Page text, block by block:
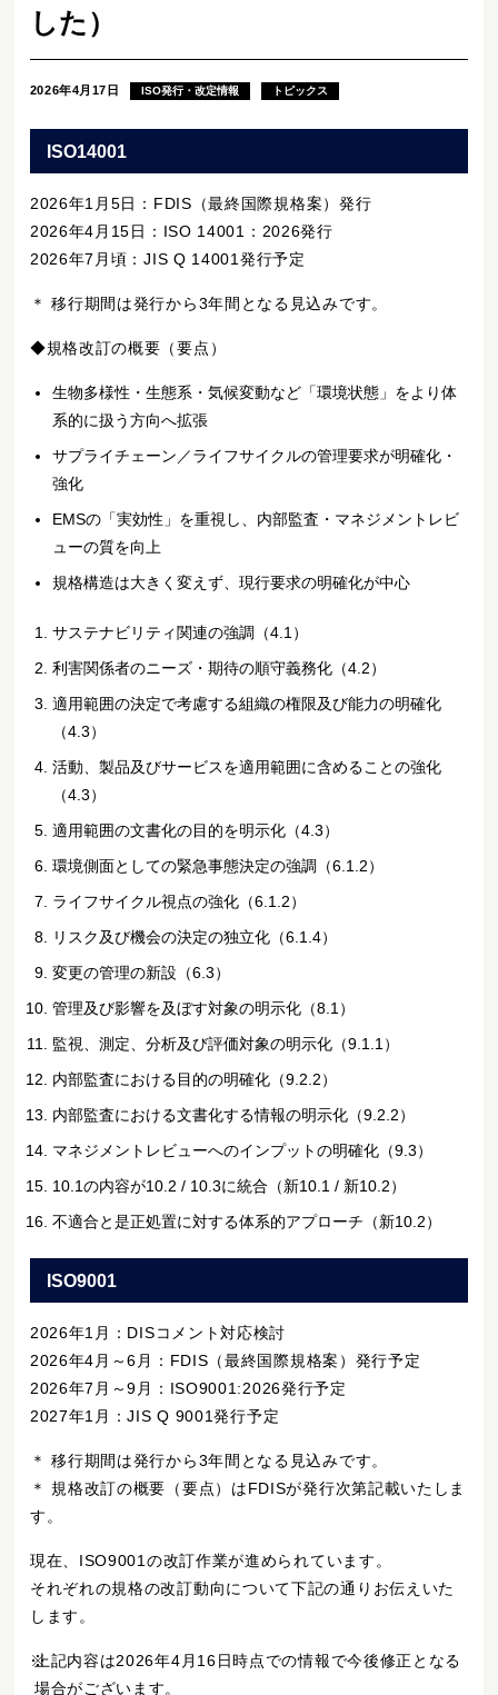
した）
2026年4月17日 ISO発行・改定情報 トピックス
ISO14001
2026年1月5日：FDIS（最終国際規格案）発行
2026年4月15日：ISO 14001：2026発行
2026年7月頃：JIS Q 14001発行予定
＊ 移行期間は発行から3年間となる見込みです。
◆規格改訂の概要（要点）
生物多様性・生態系・気候変動など「環境状態」をより体
系的に扱う方向へ拡張
サプライチェーン／ライフサイクルの管理要求が明確化・
強化
EMSの「実効性」を重視し、内部監査・マネジメントレビ
ューの質を向上
規格構造は大きく変えず、現行要求の明確化が中心
サステナビリティ関連の強調（4.1）
利害関係者のニーズ・期待の順守義務化（4.2）
適用範囲の決定で考慮する組織の権限及び能力の明確化
（4.3）
活動、製品及びサービスを適用範囲に含めることの強化
（4.3）
適用範囲の文書化の目的を明示化（4.3）
環境側面としての緊急事態決定の強調（6.1.2）
ライフサイクル視点の強化（6.1.2）
リスク及び機会の決定の独立化（6.1.4）
変更の管理の新設（6.3）
管理及び影響を及ぼす対象の明示化（8.1）
監視、測定、分析及び評価対象の明示化（9.1.1）
内部監査における目的の明確化（9.2.2）
内部監査における文書化する情報の明示化（9.2.2）
マネジメントレビューへのインプットの明確化（9.3）
10.1の内容が10.2 / 10.3に統合（新10.1 / 新10.2）
不適合と是正処置に対する体系的アプローチ（新10.2）
ISO9001
2026年1月：DISコメント対応検討
2026年4月～6月：FDIS（最終国際規格案）発行予定
2026年7月～9月：ISO9001:2026発行予定
2027年1月：JIS Q 9001発行予定
＊ 移行期間は発行から3年間となる見込みです。
＊ 規格改訂の概要（要点）はFDISが発行次第記載いたしま
す。
現在、ISO9001の改訂作業が進められています。
それぞれの規格の改訂動向について下記の通りお伝えいた
します。
※
上記内容は2026年4月16日時点での情報で今後修正となる
場合がございます。